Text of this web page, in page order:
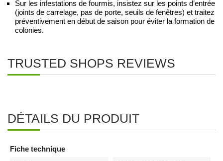
Sur les infestations de fourmis, insistez sur les points d’entrée
(joints de carrelage, pas de porte, seuils de fenêtres) et traitez
préventivement en début de saison pour éviter la formation de
colonies.
TRUSTED SHOPS REVIEWS
DÉTAILS DU PRODUIT
Fiche technique